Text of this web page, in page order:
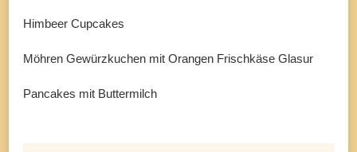
Himbeer Cupcakes
Möhren Gewürzkuchen mit Orangen Frischkäse Glasur
Pancakes mit Buttermilch